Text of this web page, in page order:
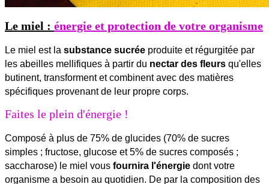
Le miel : énergie et protection de votre organisme
Le miel est la substance sucrée produite et régurgitée par
les abeilles mellifiques à partir du nectar des fleurs qu'elles
butinent, transforment et combinent avec des matières
spécifiques provenant de leur propre corps.
Faites le plein d'énergie !
Composé à plus de 75% de glucides (70% de sucres
simples ; fructose, glucose et 5% de sucres composés ;
saccharose) le miel vous fournira l'énergie dont votre
organisme a besoin au quotidien. De par la composition des